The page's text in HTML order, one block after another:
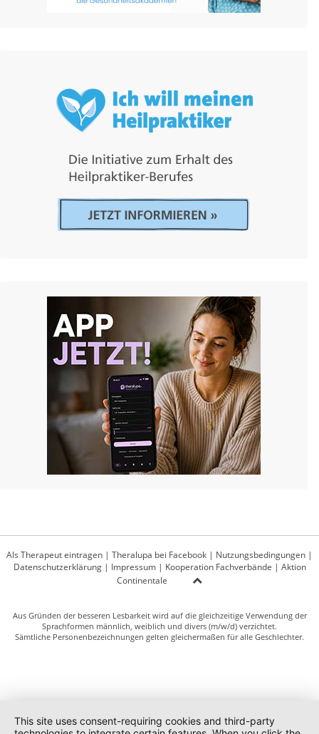
Als Therapeut eintragen | Theralupa bei Facebook | Nutzungsbedingungen |
Datenschutzerklärung| Impressum| Kooperation Fachverbände | Aktion
Continentale
Aus Gründen der besseren Lesbarkeit wird auf die gleichzeitige Verwendung der
Sprachformen männlich, weiblich und divers (m/w/d) verzichtet.
Sämtliche Personenbezeichnungen gelten gleichermaßen für alle Geschlechter.
This site uses consent-requiring cookies and third-party